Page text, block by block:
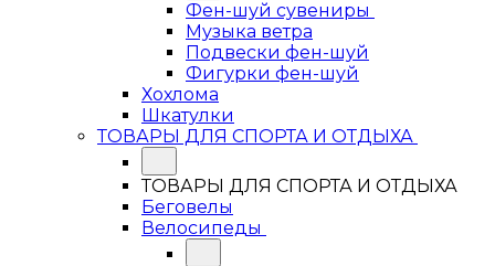
Фен-шуй сувениры
Музыка ветра
Подвески фен-шуй
Фигурки фен-шуй
Хохлома
Шкатулки
ТОВАРЫ ДЛЯ СПОРТА И ОТДЫХА
ТОВАРЫ ДЛЯ СПОРТА И ОТДЫХА
Беговелы
Велосипеды